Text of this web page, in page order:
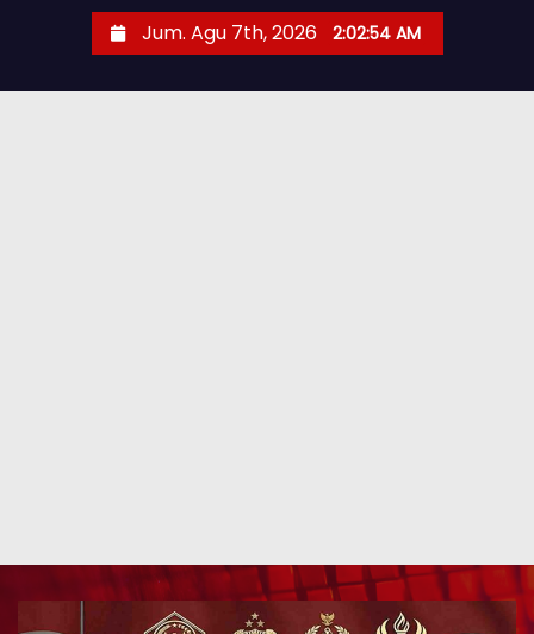
Jum. Agu 7th, 2026 2:02:55 AM